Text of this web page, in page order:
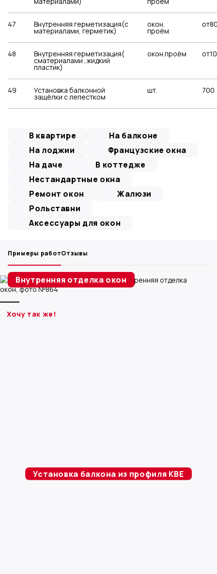
47 Внутренняя герметизация(с
материалами, герметик)
окон.
проём
48 Внутренняя герметизация(
сматериалами ,жидкий
пластик)
окон.проём
49 Установка балконной
защёлки с лепестком
шт. 700
В квартире
На балконе
На лоджии
Французские окна
На даче
В коттедже
Нестандартные окна
Ремонт окон
Жалюзи
Рольставни
Аксессуары для окон
Примеры работОтзывы
Внутренняя отделка окон
Хочу так же!
Установка балкона из профиля KBE